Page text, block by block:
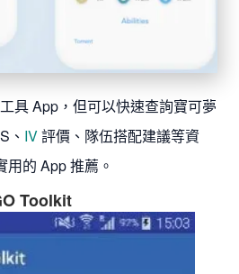
具 App，但可以快速查詢寶可夢
、 IV評價、隊伍搭配建議等資
的 App 推薦。
Toolkit